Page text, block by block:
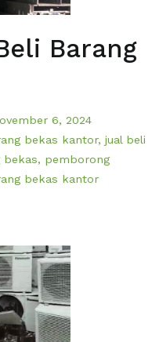
Barang
6, 2024
bekas kantor, jual beli
bekas, pemborong
bekas kantor